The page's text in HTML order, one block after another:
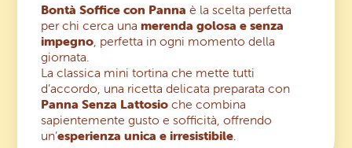
Sostenibilità
Novità e Promo
Contatti
Iscriviti alla Nutriletter
Area riservata rivenditori
Bontà Soffice con Panna è la scelta perfetta
per chi cerca unamerenda golosa e senza
impegno, perfetta in ogni momento della
giornata.
La classica mini tortina che mette tutti
d’accordo, una ricetta delicata preparata con
Panna Senza Lattosio che combina
sapientemente gusto e sofficità, offrendo
un’esperienza unica e irresistibile.